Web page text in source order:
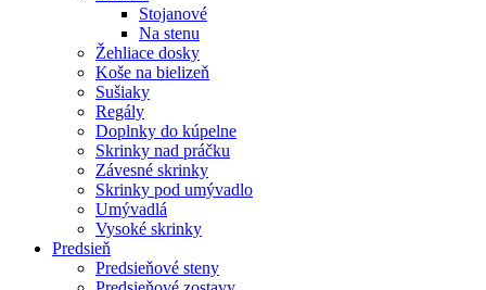
Stojanové
Na stenu
Žehliace dosky
Koše na bielizeň
Sušiaky
Regály
Doplnky do kúpelne
Skrinky nad práčku
Závesné skrinky
Skrinky pod umývadlo
Umývadlá
Vysoké skrinky
Predsieň
Predsieňové steny